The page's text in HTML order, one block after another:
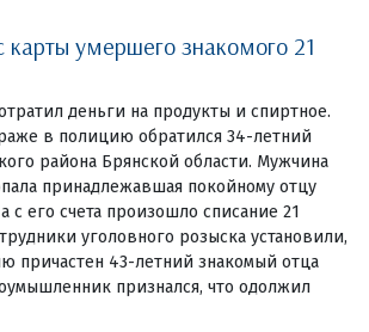
карты умершего знакомого 21
деньги на продукты и спиртное.
в полицию обратился 34-летний
района Брянской области. Мужчина
принадлежавшая покойному отцу
с его счета произошло списание 21
уголовного розыска установили,
причастен 43-летний знакомый отца
признался, что одолжил